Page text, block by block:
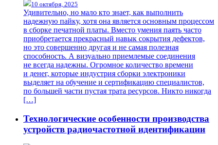
10 октября, 2025
Удивительно, но мало кто знает, как выполнить
надежную пайку, хотя она является основным процессом
в сборке печатной платы. Вместо умения паять часто
приобретается прекрасный навык сокрытия дефектов,
но это совершенно другая и не самая полезная
способность. А визуально приемлемые соединения
не всегда надежны. Огромное количество времени
и денег, которые индустрия сборки электроники
выделяет на обучение и сертификацию специалистов,
по большей части пустая трата ресурсов. Никто никогда
[…]
Технологические особенности производства
устройств радиочастотной идентификации